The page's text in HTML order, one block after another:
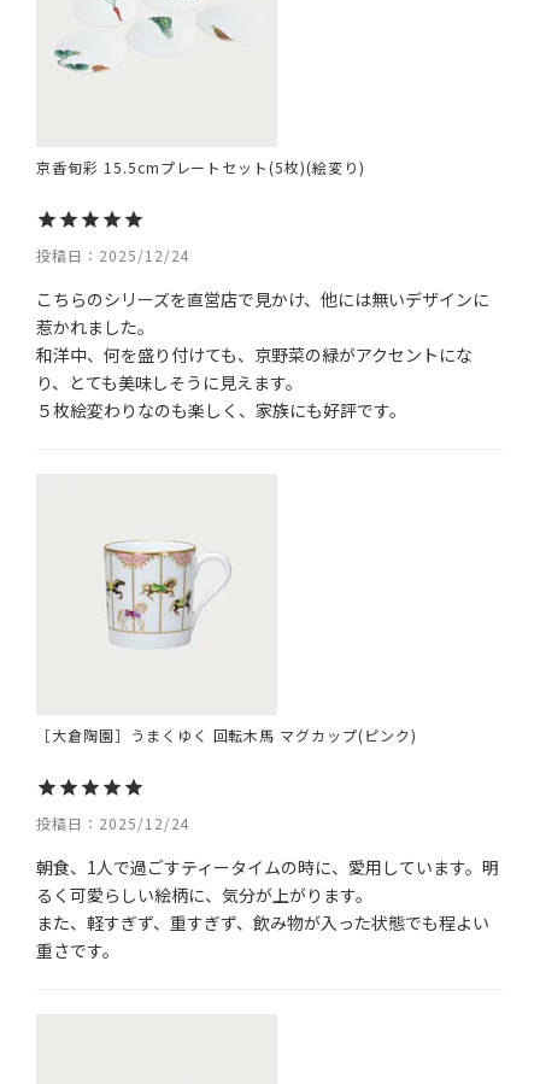
京香旬彩 15.5cmプレートセット(5枚)(絵変り)
投稿日 2025/12/24
こちらのシリーズを直営店で見かけ、他には無いデザインに
惹かれました。
和洋中、何を盛り付けても、京野菜の緑がアクセントにな
り、とても美味しそうに見えます。
５枚絵変わりなのも楽しく、家族にも好評です。
［大倉陶園］うまくゆく 回転木馬 マグカップ(ピンク)
投稿日 2025/12/24
朝食、1人で過ごすティータイムの時に、愛用しています。明
るく可愛らしい絵柄に、気分が上がります。
また、軽すぎず、重すぎず、飲み物が入った状態でも程よい
重さです。